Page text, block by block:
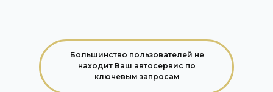
Большинство пользователей не
находит Ваш автосервис по
ключевым запросам